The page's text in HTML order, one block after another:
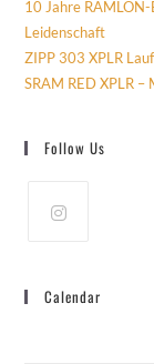
10 Jahre
Leidenschaft
ZIPP 303 XPLR
SRAM RED XPLR –
Follow Us
Calendar